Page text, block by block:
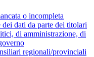
o incompleta
dati da parte dei titolari
di amministrazione, di
regionali/provinciali